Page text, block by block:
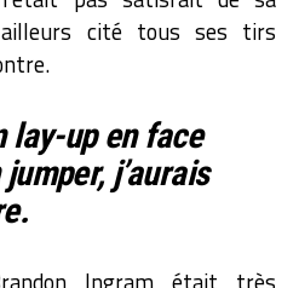
cité tous ses tirs
lay-up en face
j’aurais